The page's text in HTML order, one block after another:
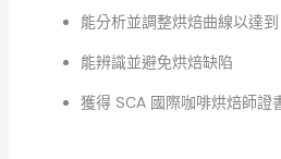
能分析並調整烘焙曲線以達
能辨識並避免烘焙缺陷
獲得 SCA 國際咖啡烘焙師證